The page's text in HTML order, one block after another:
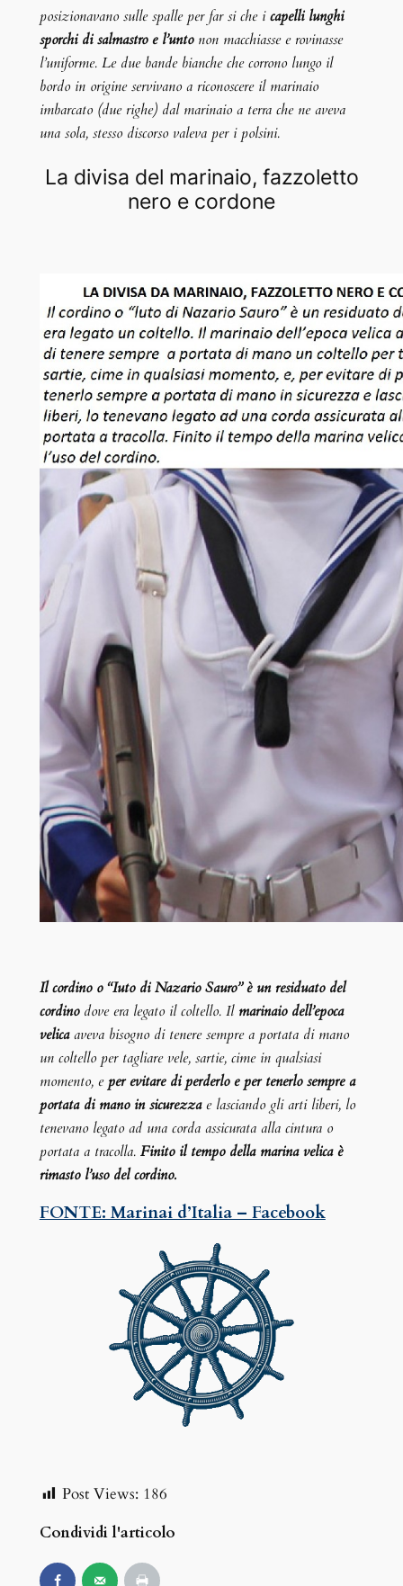
posizionavano sulle spalle per far si che icapelli lunghi
sporchi di salmastro e l’untonon macchiasse e rovinasse
l’uniforme. Le due bande bianche che corrono lungo il
bordo in origine servivano a riconoscere il marinaio
imbarcato (due righe) dal marinaio a terra che ne aveva
una sola, stesso discorso valeva per i polsini.
La divisa del marinaio, fazzoletto
nero e cordone
Il cordino o “Iuto di Nazario Sauro” è un residuato del
cordinodove era legato il coltello. Il marinaio dell’epoca
velicaaveva bisogno di tenere sempre a portata di mano
un coltello per tagliare vele, sartie, cime in qualsiasi
momento, e per evitare di perderlo e per tenerlo sempre a
portata di mano in sicurezzae lasciando gli arti liberi, lo
tenevano legato ad una corda assicurata alla cintura o
portata a tracolla.Finito il tempo della marina velica è
rimasto l’uso del cordino.
FONTE: Marinai d’Italia – Facebook
Post Views: 186
Condividi l'articolo